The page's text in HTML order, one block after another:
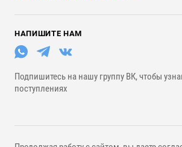
НАПИШИТЕ НАМ
Подпишитесь на нашу группу ВК, чтобы
поступлениях